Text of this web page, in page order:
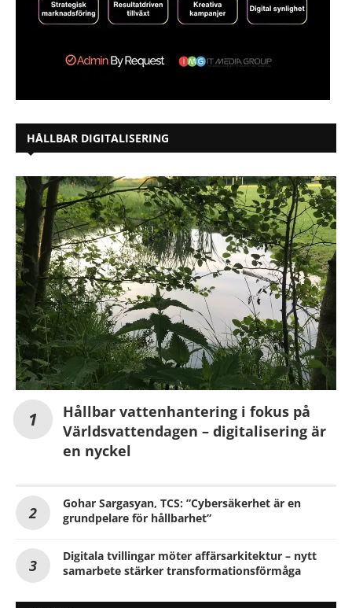
HÅLLBAR DIGITALISERING
Hållbar vattenhantering i fokus på
Världsvattendagen – digitalisering är
en nyckel
Gohar Sargasyan, TCS: ”Cybersäkerhet är en
grundpelare för hållbarhet”
Digitala tvillingar möter affärsarkitektur – nytt
samarbete stärker transformationsförmåga